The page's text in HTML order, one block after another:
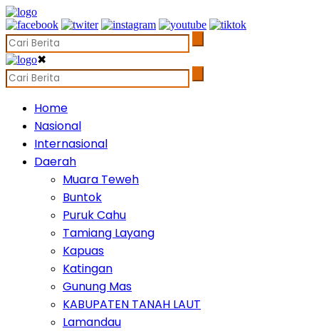
✖
Home
Nasional
Internasional
Daerah
Muara Teweh
Buntok
Puruk Cahu
Tamiang Layang
Kapuas
Katingan
Gunung Mas
KABUPATEN TANAH LAUT
Lamandau